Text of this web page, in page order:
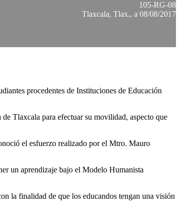
105-RG-08
Tlaxcala, Tlax., a 08/08/2017
procedentes de Instituciones de Educación
Tlaxcala para efectuar su movilidad, aspecto que
el esfuerzo realizado por el Mtro. Mauro
un aprendizaje bajo el Modelo Humanista
la finalidad de que los educandos tengan una visión